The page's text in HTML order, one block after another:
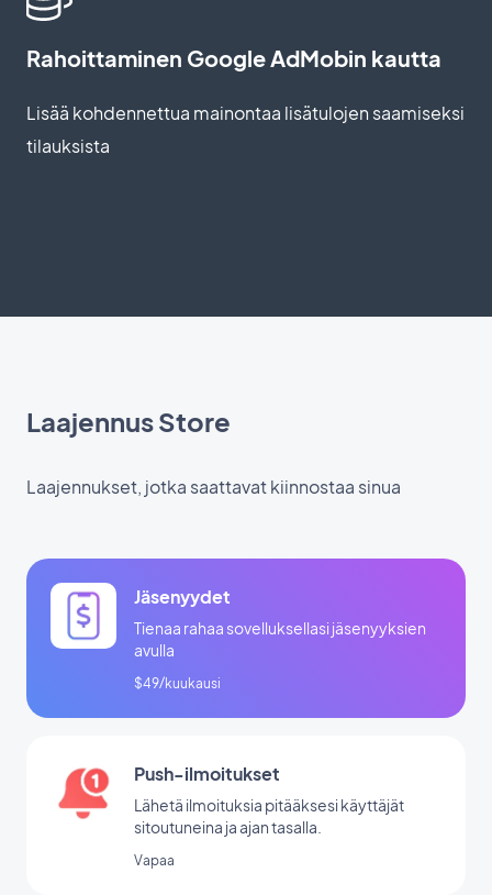
Rahoittaminen Google AdMobin kautta
Lisää kohdennettua mainontaa lisätulojen saamiseksi
tilauksista
Laajennus Store
Laajennukset, jotka saattavat kiinnostaa sinua
Jäsenyydet
Tienaa rahaa sovelluksellasi jäsenyyksien
avulla
$49/kuukausi
Push-ilmoitukset
Lähetä ilmoituksia pitääksesi käyttäjät
sitoutuneina ja ajan tasalla.
Vapaa